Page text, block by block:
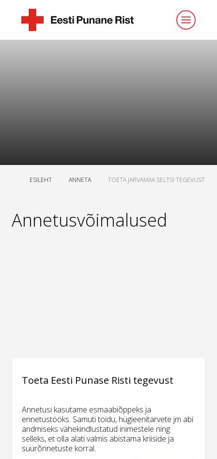
ESILEHT ANNETA TOETA JARVAMAA SELTSI TEGEVUST
Annetusvõimalused
Toeta Eesti Punase Risti tegevust
Annetusi kasutame esmaabiõppeks ja
ennetustööks. Samuti toidu, hügieenitarvete jm abi
andmiseks vähekindlustatud inimestele ning
selleks, et olla alati valmis abistama kriiside ja
suurõnnetuste korral.